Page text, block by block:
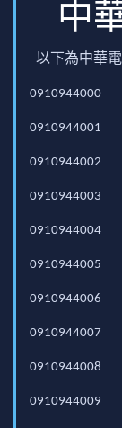
中
以下為中華電
0910944000
0910944001
0910944002
0910944003
0910944004
0910944005
0910944006
0910944007
0910944008
0910944009